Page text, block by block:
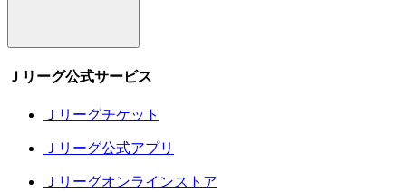
Ｊリーグ公式サービス
Ｊリーグチケット
Ｊリーグ公式アプリ
Ｊリーグオンラインストア